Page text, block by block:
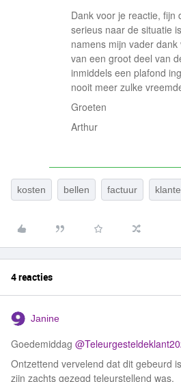
Dank voor je reactie, fijn
serieus naar de situatie
namens mijn vader
van een groot deel van
inmiddels een plafond
nooit meer zulke
Groeten
Arthur
kosten bellen factuur
4 reacties
Janine
Goedemiddag
Ontzettend vervelend dat dit gebeurd
zijn zachts gezegd teleurstellend was.